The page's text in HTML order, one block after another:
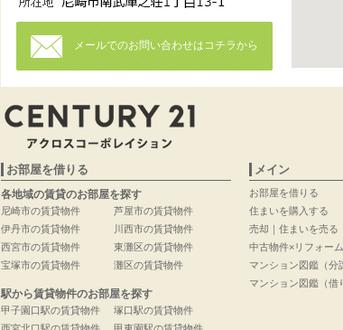
メールでのお問い合わせはコチラから
お部屋を借りる
各地域の賃貸のお部屋を探す
尼崎市の賃貸物件
伊丹市の賃貸物件
西宮市の賃貸物件
宝塚市の賃貸物件
芦屋市の賃貸物件
川西市の賃貸物件
東灘区の賃貸物件
灘区の賃貸物件
駅から賃貸物件のお部屋を探す
甲子園口駅の賃貸物件
塚口駅の賃貸物件
メイン
お部屋を借りる
住まいを購入する
売却｜住まいを売る
中古物件×リフォーム
マンション図鑑（分
マンション図鑑（借